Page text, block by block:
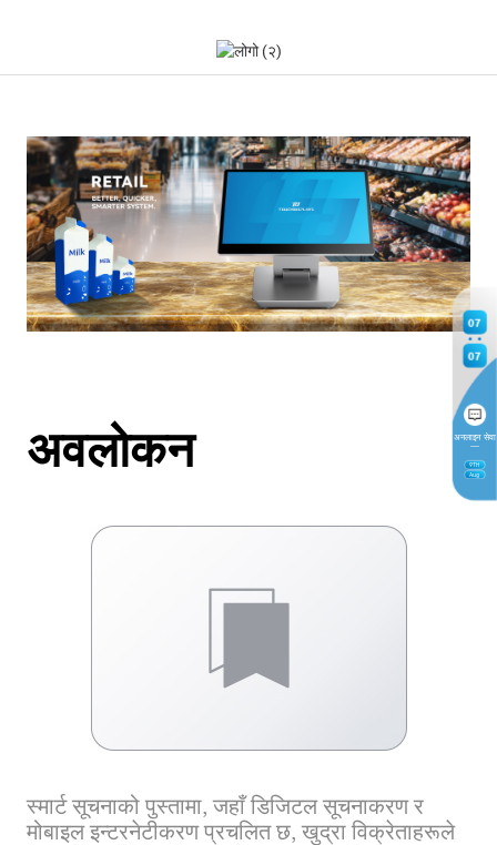
अवलोकन
स्मार्ट सूचनाको पुस्तामा, जहाँ डिजिटल सूचनाकरण र
मोबाइल इन्टरनेटीकरण प्रचलित छ, खुद्रा विक्रेताहरूले
07
07
अनलाइन सेवा
9TH
Aug